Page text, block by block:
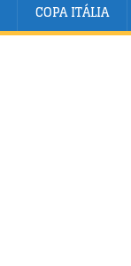
COPA ITÁLIA